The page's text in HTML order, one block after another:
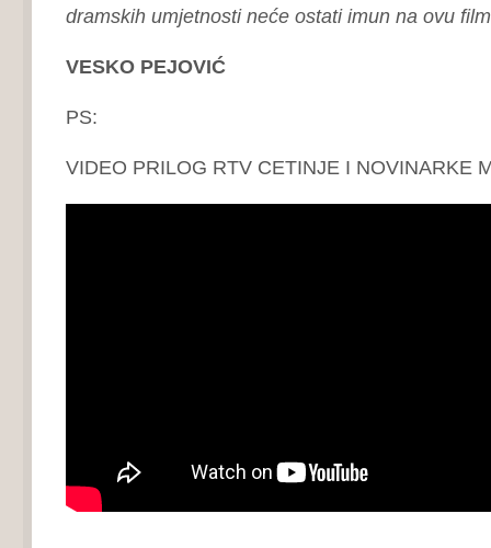
dramskih umjetnosti neće ostati imun na ovu
VESKO PEJOVIĆ
PS:
VIDEO PRILOG RTV CETINJE I NOVINARKE